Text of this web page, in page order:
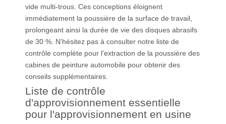
vide multi-trous. Ces conceptions éloignent
immédiatement la poussière de la surface de travail,
prolongeant ainsi la durée de vie des disques abrasifs
de 30 %. N'hésitez pas à consulter notre liste de
contrôle complète pour l'extraction de la poussière des
cabines de peinture automobile pour obtenir des
conseils supplémentaires.
Liste de contrôle
d'approvisionnement essentielle
pour l'approvisionnement en usine